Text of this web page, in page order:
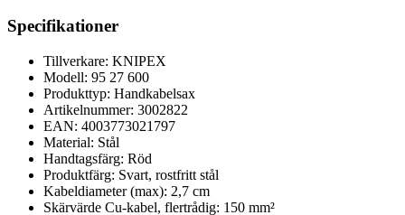
Specifikationer
Tillverkare: KNIPEX
Modell: 95 27 600
Produkttyp: Handkabelsax
Artikelnummer: 3002822
EAN: 4003773021797
Material: Stål
Handtagsfärg: Röd
Produktfärg: Svart, rostfritt stål
Kabeldiameter (max): 2,7 cm
Skärvärde Cu-kabel, flertrådig: 150 mm²